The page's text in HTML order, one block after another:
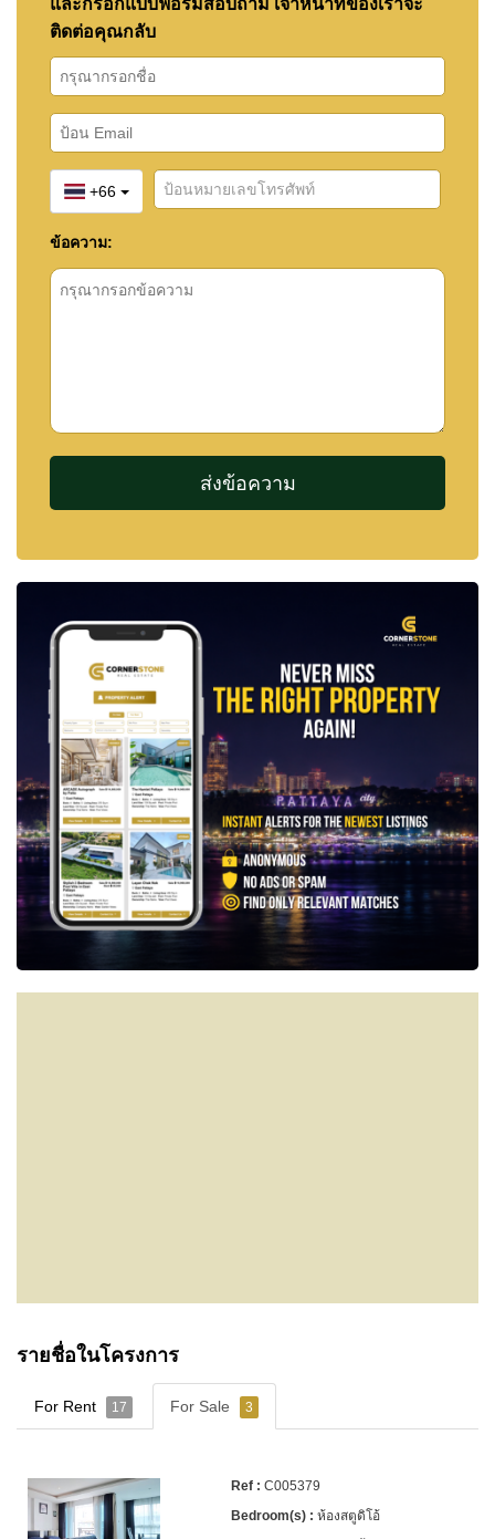
และกรอกแบบฟอร์มสอบถาม เจ้าหน้าที่ของเราจะ
ติดต่อคุณกลับ
+66
ข้อความ:
รายชื่อในโครงการ
For Rent 17 For Sale 3
C005379
ห้องสตูดิโอ้